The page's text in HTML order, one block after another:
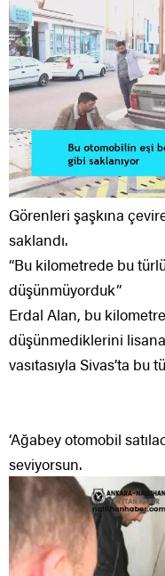
Görenleri şaşkına
saklandı.
“Bu kilometrede bu
düşünmüyorduk”
Erdal Alan, bu
düşünmediklerini
vasıtasıyla Sivas’ta
‘Ağabey otomobil
seviyorsun.